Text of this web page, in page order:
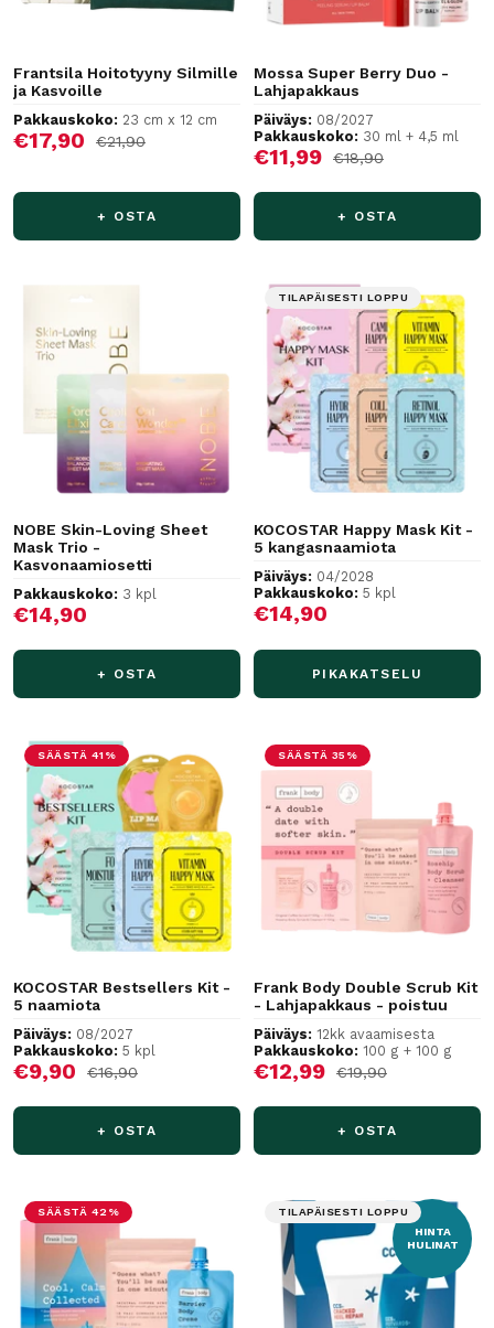
Frantsila Hoitotyyny Silmille
ja Kasvoille
Pakkauskoko: 23 cm x 12 cm
Alennushinta
€17,90 Normaalihinta
€21,90
+ OSTA
Mossa Super Berry Duo -
Lahjapakkaus
Päiväys: 08/2027
Pakkauskoko: 30 ml + 4,5 ml
Alennushinta
€11,99 Normaalihinta
€18,90
+ OSTA
NOBE Skin-Loving Sheet
Mask Trio -
Kasvonaamiosetti
Pakkauskoko: 3 kpl
Alennushinta
€14,90
+ OSTA
TILAPÄISESTI LOPPU
KOCOSTAR Happy Mask Kit -
5 kangasnaamiota
Päiväys: 04/2028
Pakkauskoko: 5 kpl
Alennushinta
€14,90
PIKAKATSELU
SÄÄSTÄ 41%
KOCOSTAR Bestsellers Kit -
5 naamiota
Päiväys: 08/2027
Pakkauskoko: 5 kpl
Alennushinta
€9,90 Normaalihinta
€16,90
+ OSTA
SÄÄSTÄ 35%
Frank Body Double Scrub Kit
- Lahjapakkaus - poistuu
Päiväys: 12kk avaamisesta
Pakkauskoko: 100 g + 100 g
Alennushinta
€12,99 Normaalihinta
€19,90
+ OSTA
SÄÄSTÄ 42%
HINTA
HULINAT
TILAPÄISESTI LOPPU